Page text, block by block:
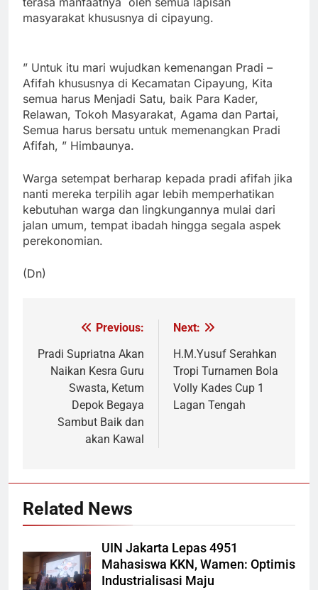
masyarakat khususnya di cipayung.
” Untuk itu mari wujudkan kemenangan Pradi –
Afifah khususnya di Kecamatan Cipayung, Kita
semua harus Menjadi Satu, baik Para Kader,
Relawan, Tokoh Masyarakat, Agama dan Partai,
Semua harus bersatu untuk memenangkan Pradi
Afifah, ” Himbaunya.
Warga setempat berharap kepada pradi afifah jika
nanti mereka terpilih agar lebih memperhatikan
kebutuhan warga dan lingkungannya mulai dari
jalan umum, tempat ibadah hingga segala aspek
perekonomian.
(Dn)
Navigasi
pos
Previous:
Pradi Supriatna Akan
Naikan Kesra Guru
Swasta, Ketum
Depok Begaya
Sambut Baik dan
akan Kawal
Next:
H.M.Yusuf Serahkan
Tropi Turnamen Bola
Volly Kades Cup 1
Lagan Tengah
Related News
UIN Jakarta Lepas 4951
Mahasiswa KKN, Wamen: Optimis
Industrialisasi Maju